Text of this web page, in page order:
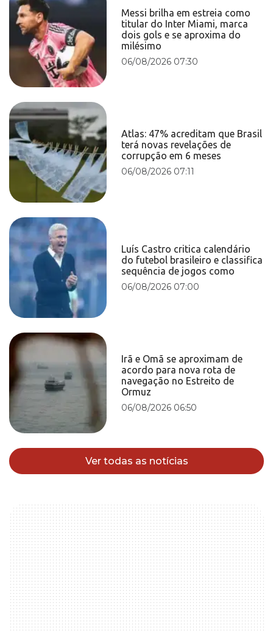
Messi brilha em estreia como
titular do Inter Miami, marca
dois gols e se aproxima do
milésimo
06/08/2026 07:30
Atlas: 47% acreditam que Brasil
terá novas revelações de
corrupção em 6 meses
06/08/2026 07:11
Luís Castro critica calendário
do futebol brasileiro e classifica
sequência de jogos como
06/08/2026 07:00
Irã e Omã se aproximam de
acordo para nova rota de
navegação no Estreito de
Ormuz
06/08/2026 06:50
Ver todas as notícias